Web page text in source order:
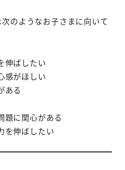
のようなお子さまに向いて
伸ばしたい
感がほしい
ある
題に関心がある
を伸ばしたい